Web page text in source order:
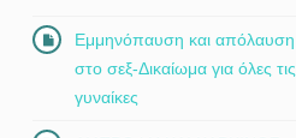
Εμμηνόπαυση και απόλαυση
στο σεξ-Δικαίωμα για όλες τις
γυναίκες